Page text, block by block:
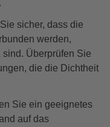
sicher, dass die
werden,
Überprüfen Sie
die die Dichtheit
Sie ein geeignetes
auf das